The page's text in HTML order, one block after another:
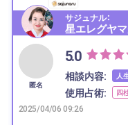
サジュナル：
星エレグヤ
匿名
5.0
相談内容: 人
使用占術: 四
2025/04/06 09:26